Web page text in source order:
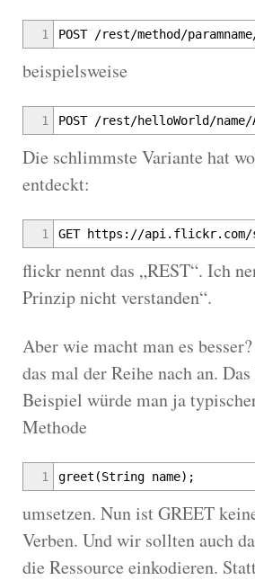
1 POST /rest/method/
beispielsweise
1 POST /rest/helloWorld/
Die schlimmste Variante hat
entdeckt:
1 GET https://api.flickr.com/
flickr nennt das „REST“. Ich
Prinzip nicht verstanden“.
Aber wie macht man es
das mal der Reihe nach an.
Beispiel würde man ja
Methode
1 greet(String name);
umsetzen. Nun ist GREET
Verben. Und wir sollten auch
die Ressource einkodieren.